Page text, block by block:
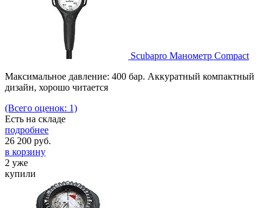
Scubapro Манометр Compact
Максимальное давление: 400 бар. Аккуратный компактный
дизайн, хорошо читается
(Всего оценок: 1)
Есть на складе
подробнее
26 200 руб.
в корзину
2 уже
купили